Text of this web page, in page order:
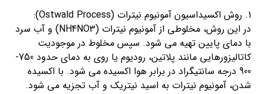
1. روش اکسیداسیون آمونیوم نیترات (Ostwald Process):
در این روش، مخلوطی از آمونیوم نیترات (NH4NO3) و آب سرد
با دمای پایین تهیه می شود. سپس مخلوط در موجودیت
کاتالیزورهایی مانند پلاتین، رودیوم یا روی به دمای حدود 750-
900 درجه سانتیگراد در برابر هوا اکسیده می شود. با اکسیده
شدن، آمونیوم نیترات به اسید نیتریک و آب تجزیه می شود.